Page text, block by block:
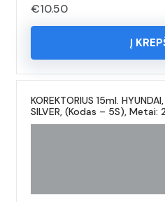
€10.50
Į
KOREKTORIUS 15ml.
SILVER, (Kodas – 5S), Metai: